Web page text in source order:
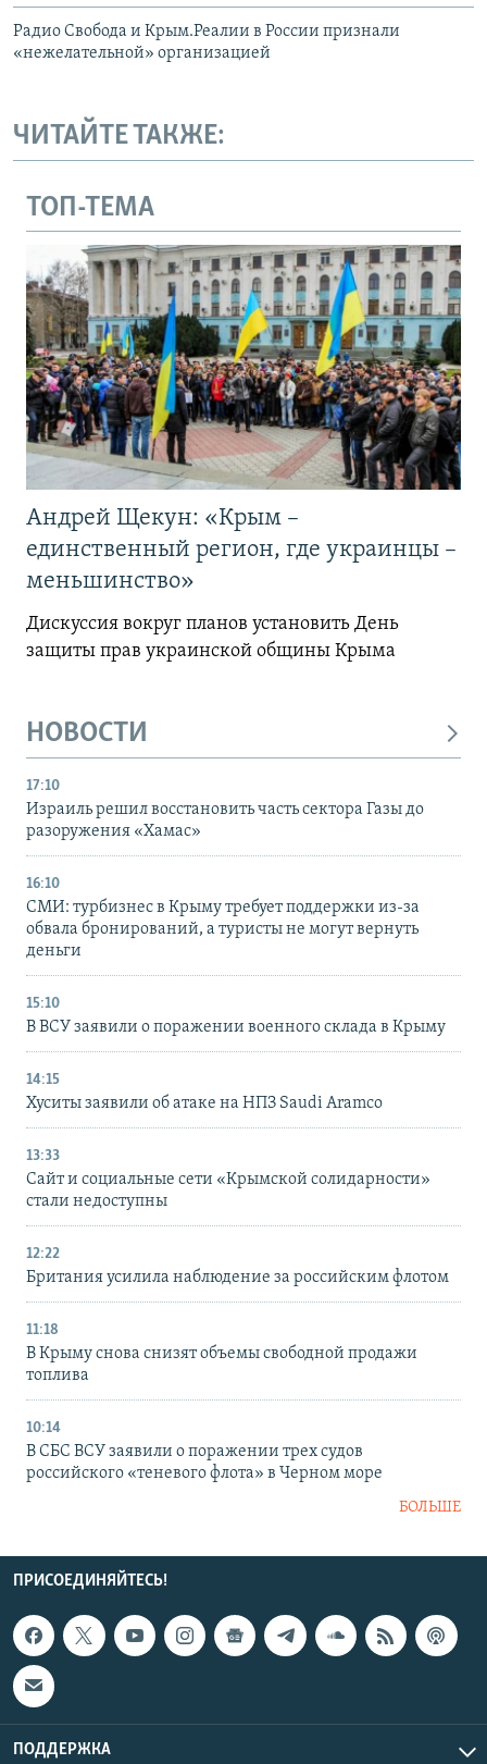
Радио Свобода и Крым.Реалии в России признали
«нежелательной» организацией
ЧИТАЙТЕ ТАКЖЕ:
ТОП-ТЕМА
Андрей Щекун: «Крым –
единственный регион, где украинцы –
меньшинство»
Дискуссия вокруг планов установить День
защиты прав украинской общины Крыма
НОВОСТИ
17:10
Израиль решил восстановить часть сектора Газы до
разоружения «Хамас»
16:10
СМИ: турбизнес в Крыму требует поддержки из-за
обвала бронирований, а туристы не могут вернуть
деньги
15:10
В ВСУ заявили о поражении военного склада в Крыму
14:15
Хуситы заявили об атаке на НПЗ Saudi Aramco
13:33
Сайт и социальные сети «Крымской солидарности»
стали недоступны
12:22
Британия усилила наблюдение за российским флотом
11:18
В Крыму снова снизят объемы свободной продажи
топлива
10:14
В СБС ВСУ заявили о поражении трех судов
российского «теневого флота» в Черном море
БОЛЬШЕ
ПРИСОЕДИНЯЙТЕСЬ!
ПОДДЕРЖКА